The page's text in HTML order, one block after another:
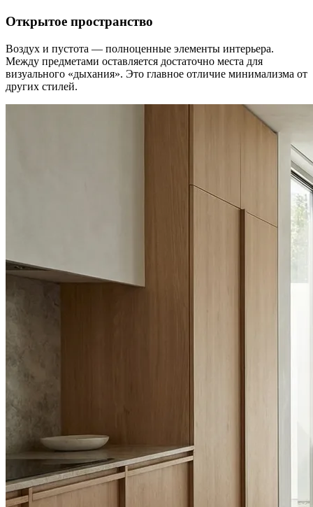
Открытое пространство
Воздух и пустота — полноценные элементы интерьера.
Между предметами оставляется достаточно места для
визуального «дыхания». Это главное отличие минимализма от
других стилей.